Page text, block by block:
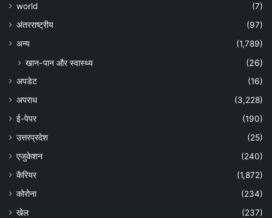
world
(7)
अंतरराष्ट्रीय
(97)
अन्‍य
(1,789)
खान-पान और स्वास्थ्य (26)
अपडेट
(16)
अपराध
(3,228)
ई-पेपर
(190)
उत्तरप्रदेश
(25)
एजुकेशन
(240)
कैरियर
(1,872)
कोरोना
(234)
खेल
(237)